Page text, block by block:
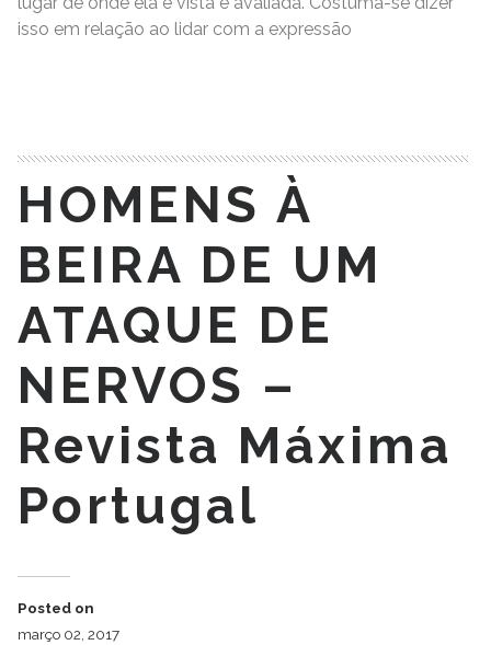
isso em relação ao lidar com a expressão
HOMENS À
BEIRA DE UM
ATAQUE DE
NERVOS –
Revista Máxima
Portugal
Posted on
março 02, 2017